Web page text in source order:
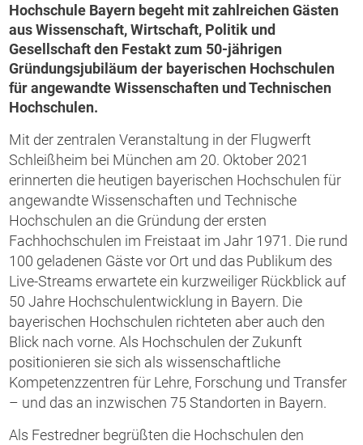
Hochschule Bayern begeht mit zahlreichen Gästen
aus Wissenschaft, Wirtschaft, Politik und
Gesellschaft den Festakt zum 50-jährigen
Gründungsjubiläum der bayerischen Hochschulen
für angewandte Wissenschaften und Technischen
Hochschulen.
Mit der zentralen Veranstaltung in der Flugwerft
Schleißheim bei München am 20. Oktober 2021
erinnerten die heutigen bayerischen Hochschulen für
angewandte Wissenschaften und Technische
Hochschulen an die Gründung der ersten
Fachhochschulen im Freistaat im Jahr 1971. Die rund
100 geladenen Gäste vor Ort und das Publikum des
Live-Streams erwartete ein kurzweiliger Rückblick auf
50 Jahre Hochschulentwicklung in Bayern. Die
bayerischen Hochschulen richteten aber auch den
Blick nach vorne. Als Hochschulen der Zukunft
positionieren sie sich als wissenschaftliche
Kompetenzzentren für Lehre, Forschung und Transfer
– und das an inzwischen 75 Standorten in Bayern.
Als Festredner begrüßten die Hochschulen den